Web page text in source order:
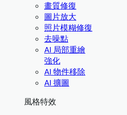
畫質修復
圖片放大
照片模糊修復
去噪點
AI 局部重繪
強化
AI 物件移除
AI 擴圖
風格特效